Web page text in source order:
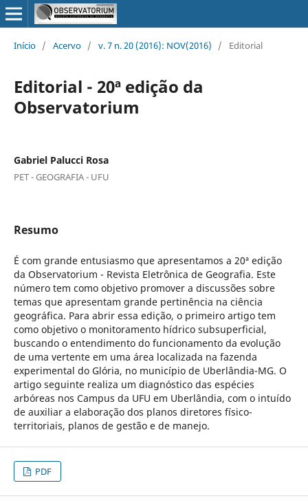
Início / Acervo / v. 7 n. 20 (2016): NOV(2016) / Editorial
Editorial - 20ª edição da
Observatorium
Gabriel Palucci Rosa
PET - GEOGRAFIA - UFU
Resumo
É com grande entusiasmo que apresentamos a 20ª edição
da Observatorium - Revista Eletrônica de Geografia. Este
número tem como objetivo promover a discussões sobre
temas que apresentam grande pertinência na ciência
geográfica. Para abrir essa edição, o primeiro artigo tem
como objetivo o monitoramento hídrico subsuperficial,
buscando o entendimento do funcionamento da evolução
de uma vertente em uma área localizada na fazenda
experimental do Glória, no município de Uberlândia-MG. O
artigo seguinte realiza um diagnóstico das espécies
arbóreas nos Campus da UFU em Uberlândia, com o intuído
de auxiliar a elaboração dos planos diretores físico-
territoriais, planos de gestão e de manejo.
PDF